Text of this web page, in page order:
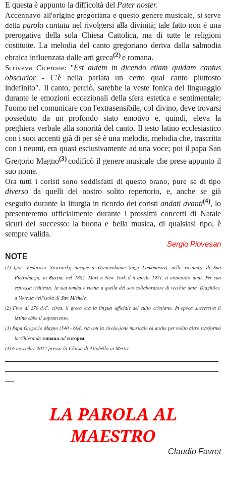
E questa è appunto la difficoltà del Pater noster.
Accennavo all'origine gregoriana e questo genere musicale, si serve
della parola cantata nel rivolgersi alla divinità; tale fatto non è una
prerogativa della sola Chiesa Cattolica, ma di tutte le religioni
costituite. La melodia del canto gregoriano deriva dalla salmodia
ebraica influenzata dalle arti greca(2) e romana.
Scriveva Cicerone: "Est autem in dicendo etiam quidam cantus
obscurior -C'è nella parlata un certo qual canto piuttosto
indefinito". Il canto, perciò, sarebbe la veste fonica del linguaggio
durante le emozioni eccezionali della sfera estetica e sentimentale;
l'uomo nel comunicare con l'extrasensibile, col divino, deve trovarsi
posseduto da un profondo stato emotivo e, quindi, eleva la
preghiera verbale alla sonorità del canto. Il testo latino ecclesiastico
con i suoi accenti già di per sé è una melodia, melodia che, trascritta
con i neumi, era quasi esclusivamente ad una voce; poi il papa San
Gregorio Magno(3) codificò il genere musicale che prese appunto il
suo nome.
Ora tutti i coristi sono soddisfatti di questo brano, pure se di tipo
diverso da quelli del nostro solito repertorio, e, anche se già
eseguito durante la liturgia in ricordo dei coristi andati avanti(4), lo
presenteremo ufficialmente durante i prossimi concerti di Natale
sicuri del successo: la buona e bella musica, di qualsiasi tipo, è
sempre valida.
Sergio Piovesan
NOTE
(1) Igor' Fëdorovič Stravinskij nacque a Oranienbaum (oggi Lomonosov), nelle vicinanze di San
Pietroburgo, inRussia, nel 1882. Morì a New York il6 aprile 1971, a ottantotto anni. Per sua
espressa richiesta, la sua tomba è vicina a quella del suo collaboratore di vecchia data, Diaghilev,
a Venezianell'isola di San Michele.
(2) Fino al 270 d.C. circa, il greco era la lingua ufficiale del culto cristiano. In epoca successiva il
latino ebbe il sopravvento.
(3) Papa Gregorio Magno (540 - 604) sia con la rivoluzione musicale ed anche per molto altro trasformò
la Chiesa da romana adeuropea.
(4) 6 novembre 2012 presso la Chiesa di Altobello in Mestre.
LA PAROLA AL
MAESTRO
Claudio Favret